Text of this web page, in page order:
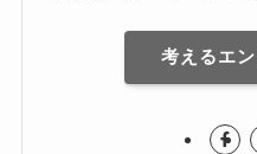
考えるエ